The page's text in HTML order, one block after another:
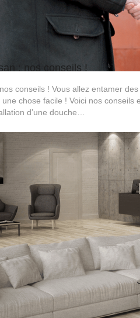
: nos conseils !
conseils ! Vous allez entamer
une chose facile ! Voici nos
d’une douche…